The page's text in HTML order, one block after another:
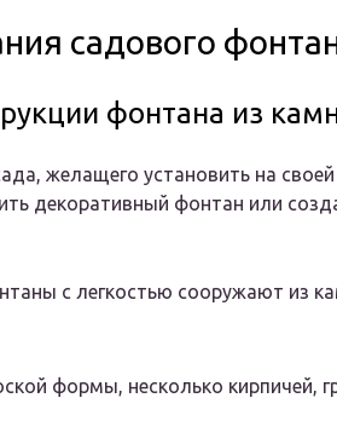
садового
фонтана из
желащего установить на
декоративный фонтан или
с легкостью сооружают из
формы, несколько кирпичей,